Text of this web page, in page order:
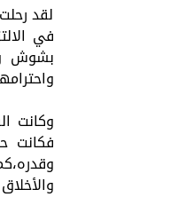
لقد
في
بشوش
وكانت
فكانت